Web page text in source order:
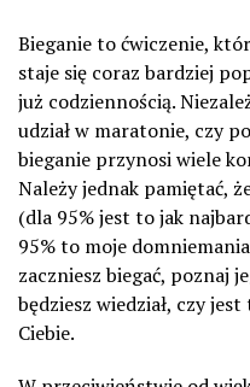
Bieganie to ćwiczenie,
staje się coraz bardziej
już codziennością.
udział w maratonie, czy
bieganie przynosi wiele
Należy jednak pamiętać,
(dla 95% jest to jak
95% to moje
zaczniesz biegać, poznaj
będziesz wiedział, czy
Ciebie.